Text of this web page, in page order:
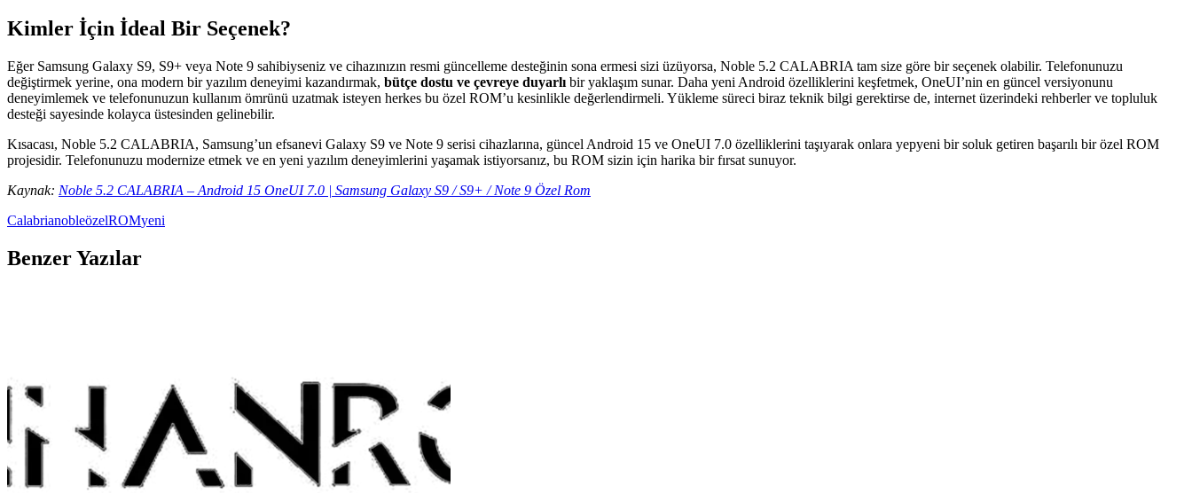
Kimler İçin İdeal Bir Seçenek?
Eğer Samsung Galaxy S9, S9+ veya Note 9 sahibiyseniz ve cihazınızın resmi güncelleme desteğinin sona ermesi sizi üzüyorsa, Noble 5.2 CALABRIA tam size göre bir seçenek olabilir. Telefonunuzu
değiştirmek yerine, ona modern bir yazılım deneyimi kazandırmak, bütçe dostu ve çevreye duyarlı bir yaklaşım sunar. Daha yeni Android özelliklerini keşfetmek, OneUI’nin en güncel versiyonunu
deneyimlemek ve telefonunuzun kullanım ömrünü uzatmak isteyen herkes bu özel ROM’u kesinlikle değerlendirmeli. Yükleme süreci biraz teknik bilgi gerektirse de, internet üzerindeki rehberler ve topluluk
desteği sayesinde kolayca üstesinden gelinebilir.
Kısacası, Noble 5.2 CALABRIA, Samsung’un efsanevi Galaxy S9 ve Note 9 serisi cihazlarına, güncel Android 15 ve OneUI 7.0 özelliklerini taşıyarak onlara yepyeni bir soluk getiren başarılı bir özel ROM
projesidir. Telefonunuzu modernize etmek ve en yeni yazılım deneyimlerini yaşamak istiyorsanız, bu ROM sizin için harika bir fırsat sunuyor.
Kaynak: Noble 5.2 CALABRIA – Android 15 OneUI 7.0 | Samsung Galaxy S9 / S9+ / Note 9 Özel Rom
CalabrianobleözelROMyeni
Benzer Yazılar